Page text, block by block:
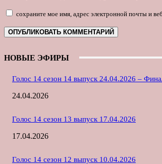
сохраните мое имя, адрес электронной почты и
НОВЫЕ ЭФИРЫ
Голос 14 сезон 14 выпуск 24.04.2026 –
24.04.2026
Голос 14 сезон 13 выпуск 17.04.2026
17.04.2026
Голос 14 сезон 12 выпуск 10.04.2026